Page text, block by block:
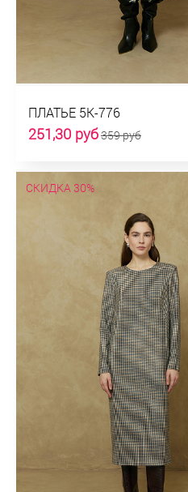
ПЛАТЬЕ 5К-776
251,30 руб359 руб
СКИДКА 30%